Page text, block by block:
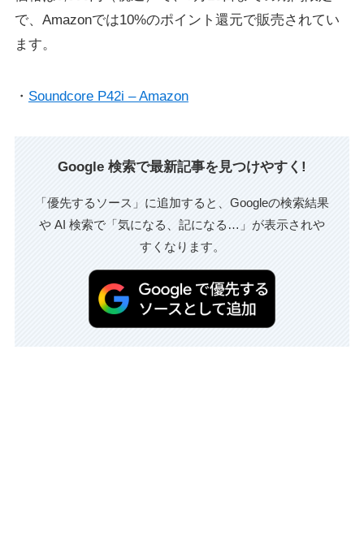
で、Amazonでは10%のポイント還元で販売されてい
ます。
・ Soundcore P42i – Amazon
Google 検索で最新記事を見つけやすく!
「優先するソース」に追加すると、Googleの検索結果
や AI 検索で「気になる、記になる…」が表示されや
すくなります。